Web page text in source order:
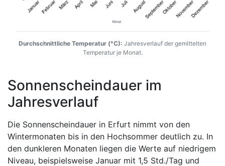
Durchschnittliche Temperatur (°C): Jahresverlauf der gemittelten
Temperatur je Monat.
Sonnenscheindauer im
Jahresverlauf
Die Sonnenscheindauer in Erfurt nimmt von den
Wintermonaten bis in den Hochsommer deutlich zu. In
den dunkleren Monaten liegen die Werte auf niedrigem
Niveau, beispielsweise Januar mit 1,5 Std./Tag und